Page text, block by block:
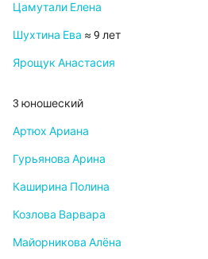
Цамутали Елена
Шухтина Ева ≈ 9 лет
Ярощук Анастасия
3 юношеский
Артюх Ариана
Гурьянова Арина
Каширина Полина
Козлова Варвара
Майорникова Алёна